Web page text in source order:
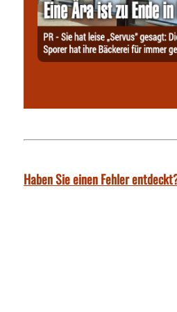
Haben Sie einen Fehler